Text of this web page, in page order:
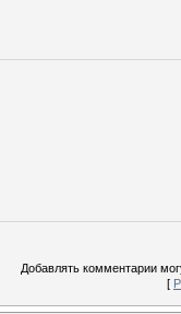
Добавлять комментарии
[